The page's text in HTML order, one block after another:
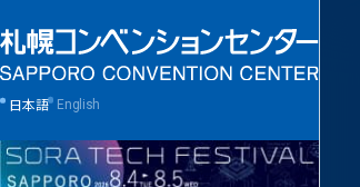
日本語 English